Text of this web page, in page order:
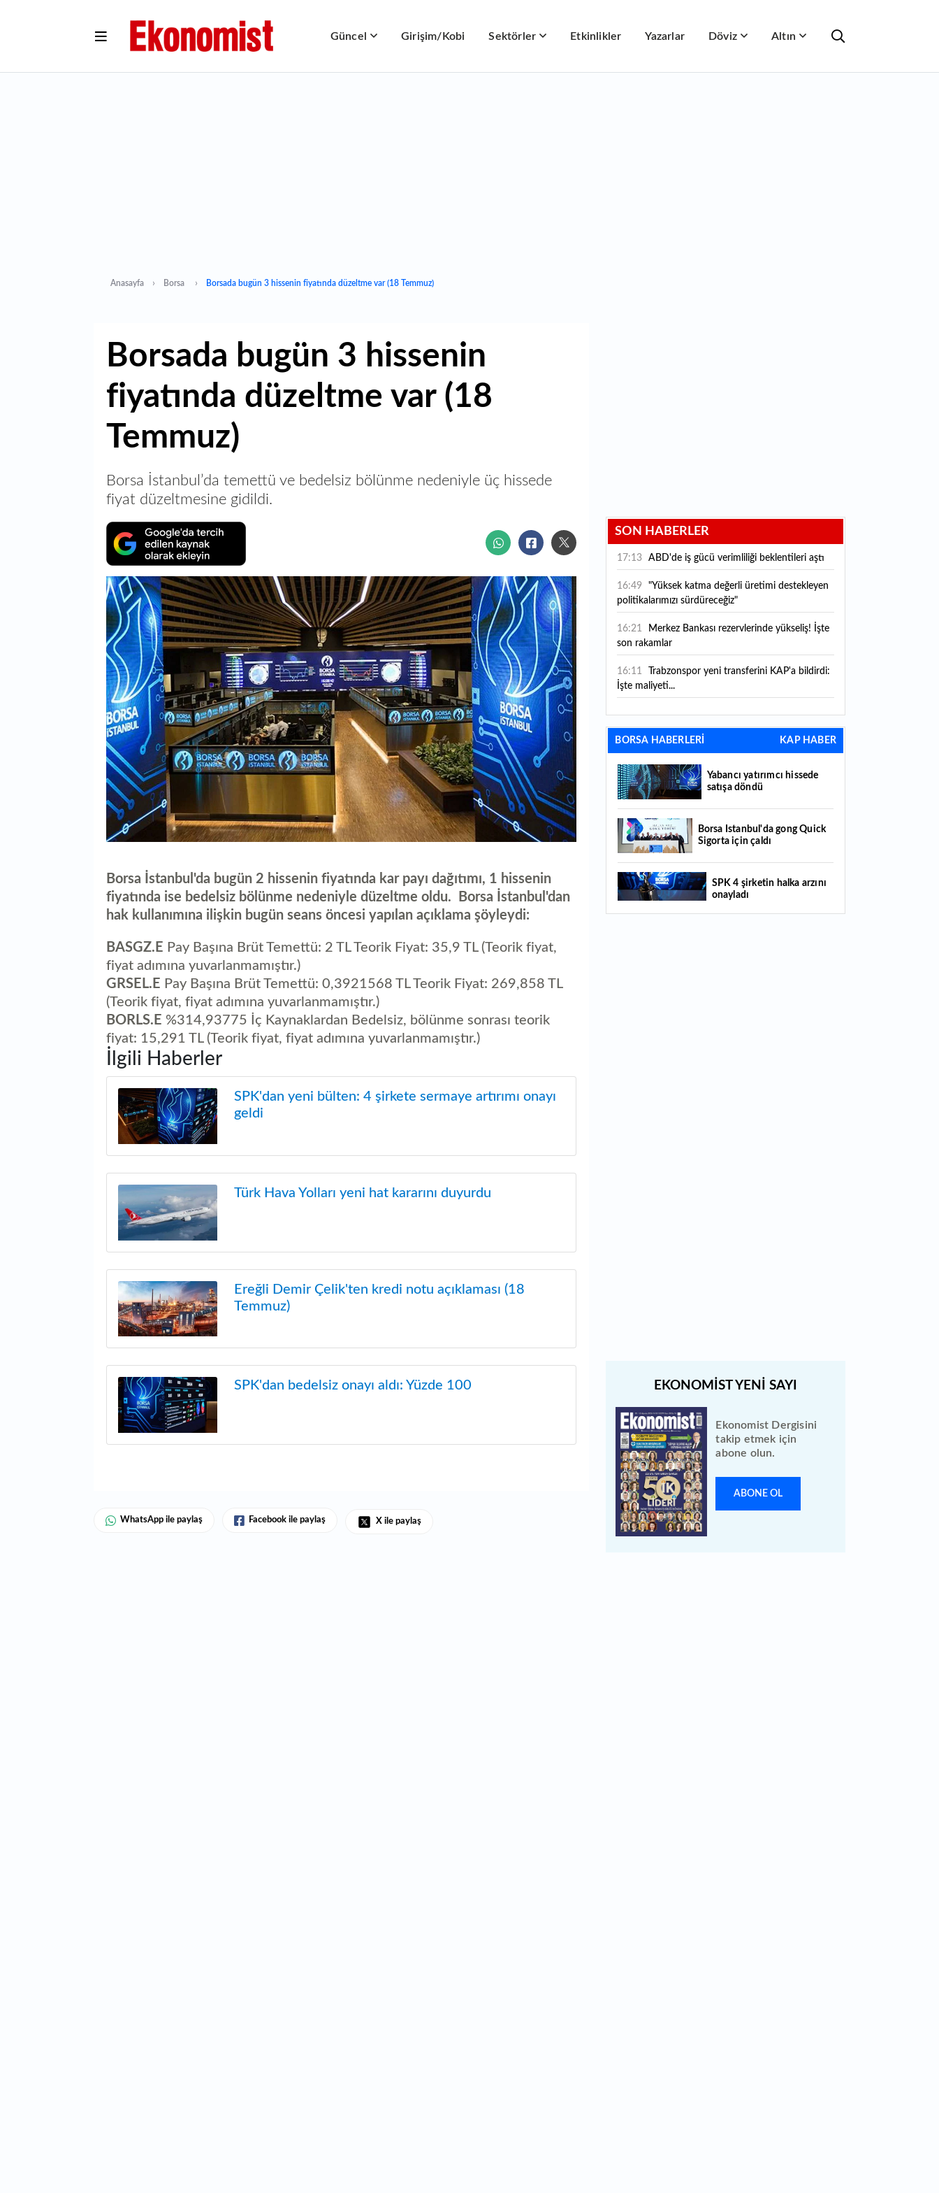
Güncel Girişim/Kobi Sektörler Etkinlikler Yazarlar Döviz Altın
Anasayfa Borsa Borsada bugün 3 hissenin fiyatında düzeltme var (18 Temmuz)
Borsada bugün 3 hissenin
fiyatında düzeltme var (18
Temmuz)
Borsa İstanbul’da temettü ve bedelsiz bölünme nedeniyle üç hissede
fiyat düzeltmesine gidildi.
Borsa İstanbul'da bugün 2 hissenin fiyatında kar payı dağıtımı, 1 hissenin
fiyatında ise bedelsiz bölünme nedeniyle düzeltme oldu. Borsa İstanbul'dan
hak kullanımına ilişkin bugün seans öncesi yapılan açıklama şöyleydi:
BASGZ.E Pay Başına Brüt Temettü: 2 TL Teorik Fiyat: 35,9 TL (Teorik fiyat,
fiyat adımına yuvarlanmamıştır.)
GRSEL.E Pay Başına Brüt Temettü: 0,3921568 TL Teorik Fiyat: 269,858 TL
(Teorik fiyat, fiyat adımına yuvarlanmamıştır.)
BORLS.E %314,93775 İç Kaynaklardan Bedelsiz, bölünme sonrası teorik
fiyat: 15,291 TL (Teorik fiyat, fiyat adımına yuvarlanmamıştır.)
İlgili Haberler
SPK'dan yeni bülten: 4 şirkete sermaye artırımı onayı
geldi
Türk Hava Yolları yeni hat kararını duyurdu
Ereğli Demir Çelik'ten kredi notu açıklaması (18
Temmuz)
SPK'dan bedelsiz onayı aldı: Yüzde 100
WhatsApp ile paylaş Facebook ile paylaş X ile paylaş
SON HABERLER
17:13 ABD'de iş gücü verimliliği beklentileri aştı
16:49
"Yüksek katma değerli üretimi destekleyen
politikalarımızı sürdüreceğiz"
16:21
son rakamlar
16:11
İşte maliyeti...
16:09 TMO 2026-2027 fındık alım fiyatlarını
açıkladı!
geriledi
15:07 Yabancı yatırımcı hissede satışa döndü
14:39
liraya geriledi
14:29 Türkiye'de her 4 kişiden 3'ü internet
bankacılığı kullanıyor
14:26 Türkiye'nin 2026 dijital karnesi: En çok
BORSA HABERLERİ KAP HABER
Yabancı yatırımcı hissede
satışa döndü
Borsa İstanbul'da gong Quick
Sigorta için çaldı
SPK 4 şirketin halka arzını
onayladı
Ekonomist Dergisini
takip etmek için
abone olun.
ABONE OL